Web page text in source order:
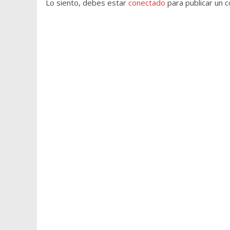
Lo siento, debes estar conectado para publicar un